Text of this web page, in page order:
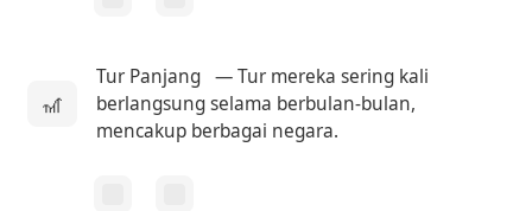
🎢
Tur Panjang — Tur mereka sering kali
berlangsung selama berbulan-bulan,
mencakup berbagai negara.